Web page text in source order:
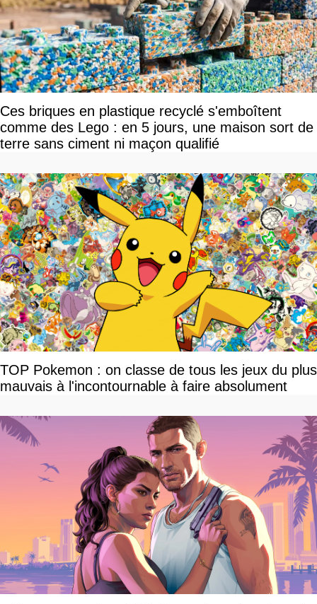
Ces briques en plastique recyclé s'emboîtent
comme des Lego : en 5 jours, une maison sort de
terre sans ciment ni maçon qualifié
TOP Pokemon : on classe de tous les jeux du plus
mauvais à l'incontournable à faire absolument